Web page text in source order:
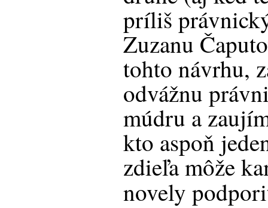
príliš
Zuzanu
tohto návrhu,
odvážnu
múdru a
kto aspoň
zdieľa môže
novely